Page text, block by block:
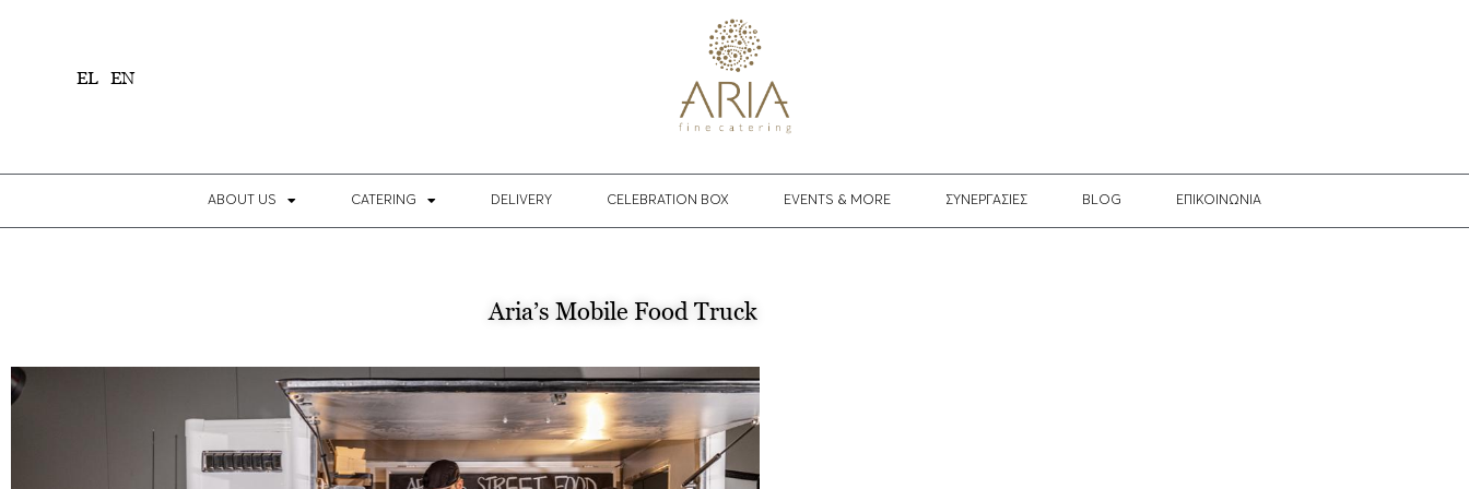
EL EN
ABOUT US CATERING DELIVERY CELEBRATION BOX EVENTS & MORE ΣΥΝΕΡΓΑΣΙΕΣ BLOG EΠΙΚΟΙΝΩΝΙΑ
Aria’s Μοbile Food Truck